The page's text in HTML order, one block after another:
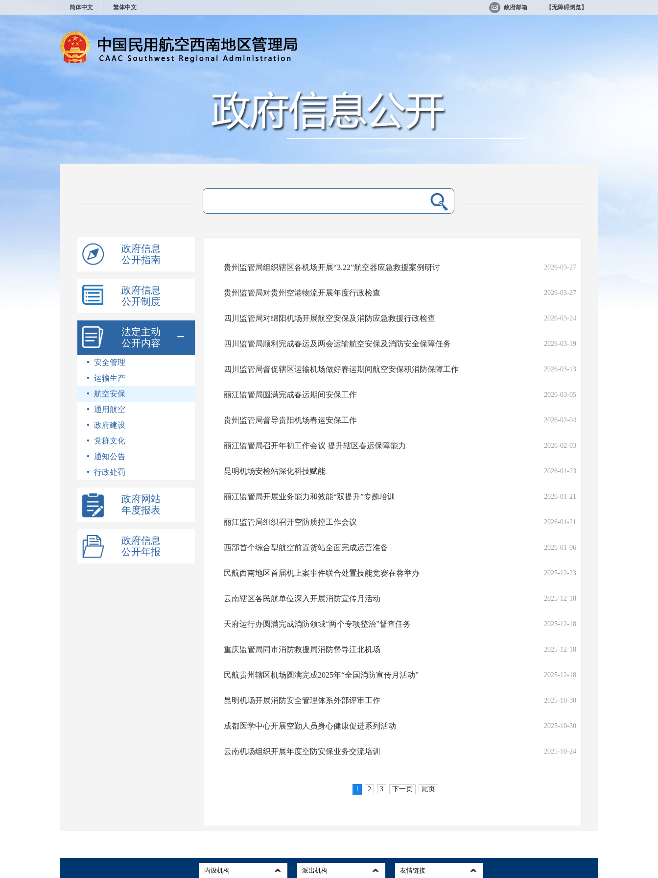
简体中文 繁体中文 政府邮箱 【无障碍浏览】
政府信息
公开指南
政府信息
公开制度
法定主动
公开内容
安全管理
运输生产
航空安保
通用航空
政府建设
党群文化
通知公告
行政处罚
政府网站
年度报表
政府信息
公开年报
贵州监管局组织辖区各机场开展“3.22”航空器应急救援案例研讨 2026-03-27
贵州监管局对贵州空港物流开展年度行政检查 2026-03-27
四川监管局对绵阳机场开展航空安保及消防应急救援行政检查 2026-03-24
四川监管局顺利完成春运及两会运输航空安保及消防安全保障任务 2026-03-19
四川监管局督促辖区运输机场做好春运期间航空安保积消防保障工作 2026-03-13
丽江监管局圆满完成春运期间安保工作 2026-03-05
贵州监管局督导贵阳机场春运安保工作 2026-02-04
丽江监管局召开年初工作会议 提升辖区春运保障能力 2026-02-03
昆明机场安检站深化科技赋能 2026-01-23
丽江监管局开展业务能力和效能“双提升”专题培训 2026-01-21
丽江监管局组织召开空防质控工作会议 2026-01-21
西部首个综合型航空前置货站全面完成运营准备 2026-01-06
民航西南地区首届机上案事件联合处置技能竞赛在蓉举办 2025-12-23
云南辖区各民航单位深入开展消防宣传月活动 2025-12-18
天府运行办圆满完成消防领域“两个专项整治”督查任务 2025-12-18
重庆监管局同市消防救援局消防督导江北机场 2025-12-18
民航贵州辖区机场圆满完成2025年“全国消防宣传月活动” 2025-12-18
昆明机场开展消防安全管理体系外部评审工作 2025-10-30
成都医学中心开展空勤人员身心健康促进系列活动 2025-10-30
云南机场组织开展年度空防安保业务交流培训 2025-10-24
1 2 3 下一页 尾页
窗